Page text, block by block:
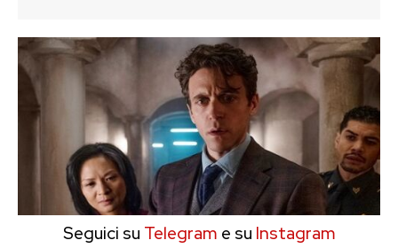
Seguici su Telegram e su Instagram